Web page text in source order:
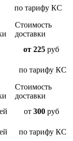
по тарифу КС
Стоимость
доставки
от 225 руб
по тарифу КС
Стоимость
доставки
от 300руб
по тарифу КС